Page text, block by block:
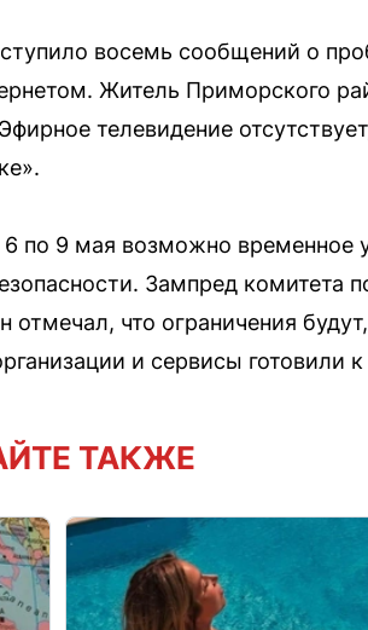
восемь сообщений о
Житель Приморского
телевидение
по 9 мая возможно временное
Зампред комитета
отмечал, что ограничения
и сервисы
ТАКЖЕ